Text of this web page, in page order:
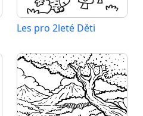
Les pro 2leté Děti